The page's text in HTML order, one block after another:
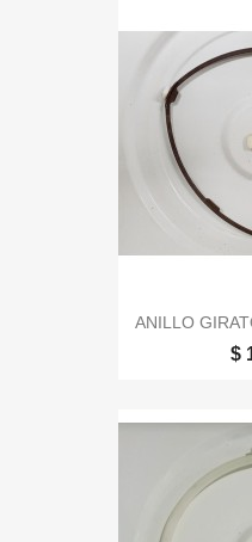
ANILLO
$